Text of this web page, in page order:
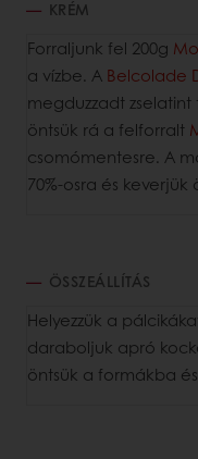
KRÉM
Forraljunk fel 200g
a vízbe. A Belcolade
megduzzadt
öntsük rá a felforralt
csomómentesre. A
70%-osra és keverjük
ÖSSZEÁLLÍTÁS
Helyezzük a
daraboljuk apró
öntsük a formákba